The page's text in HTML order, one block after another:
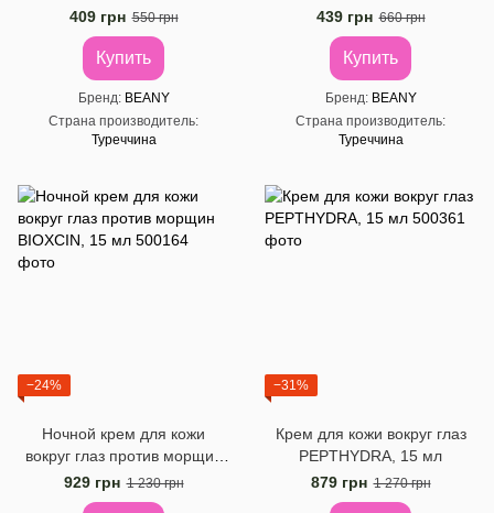
витамином С Beany, 15 мл
409 грн 550 грн
Купить
Бренд
BEANY
Страна производитель
Туреччина
439 грн 660 грн
Купить
Бренд
BEANY
Страна производитель
Туреччина
−24%
Ночной крем для кожи
вокруг глаз против морщин
BIOXCIN, 15 мл
929 грн 1 230 грн
−31%
Крем для кожи вокруг глаз
PEPTHYDRA, 15 мл
879 грн 1 270 грн